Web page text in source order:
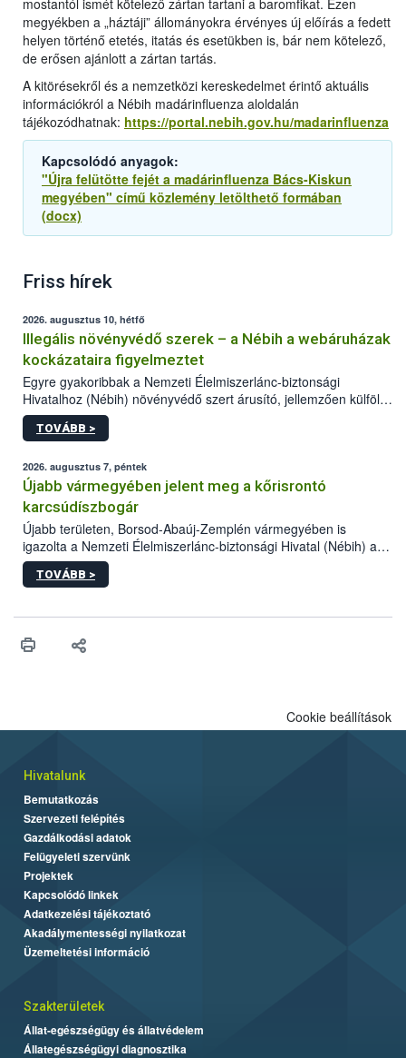
mostantól ismét kötelező zártan tartani a baromfikat. Ezen
megyékben a „háztáji” állományokra érvényes új előírás a fedett
helyen történő etetés, itatás és esetükben is, bár nem kötelező,
de erősen ajánlott a zártan tartás.
A kitörésekről és a nemzetközi kereskedelmet érintő aktuális
információkról a Nébih madárinfluenza aloldalán
tájékozódhatnak: https://portal.nebih.gov.hu/madarinfluenza
Kapcsolódó anyagok:
"Újra felütötte fejét a madárinfluenza Bács-Kiskun
megyében" című közlemény letölthető formában
(docx)
Friss hírek
2026. augusztus 10, hétfő
Illegális növényvédő szerek – a Nébih a webáruházak
kockázataira figyelmeztet
Egyre gyakoribbak a Nemzeti Élelmiszerlánc-biztonsági
Hivatalhoz (Nébih) növényvédő szert árusító, jellemzően külföldi
honlapok kapcsán érkező bejelentések. Emellett az ilyen
termékeket kínáló kéretlen online reklámok mennyisége is
összegyűjtötte az illegális növényvédő szerek kapcsán
előforduló árulkodó jeleket, valamint a webáruházakból való
vásárlás kockázatait.
TOVÁBB >
2026. augusztus 7, péntek
Újabb vármegyében jelent meg a kőrisrontó
karcsúdíszbogár
Újabb területen, Borsod-Abaúj-Zemplén vármegyében is
igazolta a Nemzeti Élelmiszerlánc-biztonsági Hivatal (Nébih) a
kőrisrontó karcsúdíszbogár (Agrilus planipennis) jelenlétét. A
kártevőt nem csak színcsapdában találták meg, de már fertőzött
az intenzív felderítést, emellett az intézkedéseket a szlovák
TOVÁBB >
Cookie beállítások
Hivatalunk
Bemutatkozás
Szervezeti felépítés
Gazdálkodási adatok
Felügyeleti szervünk
Projektek
Kapcsolódó linkek
Adatkezelési tájékoztató
Akadálymentességi nyilatkozat
Üzemeltetési információ
Szakterületek
Állat-egészségügy és állatvédelem
Állategészségügyi diagnosztika